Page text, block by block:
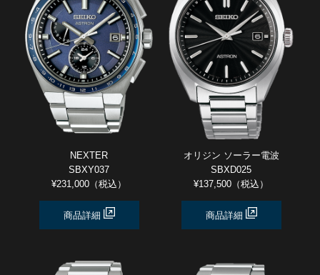
NEXTER
SBXY037
¥231,000（税込）
商品詳細
オリジン ソーラー電波
SBXD025
¥137,500（税込）
商品詳細